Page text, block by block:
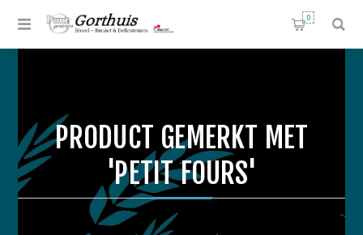
0
PRODUCT GEMERKT MET
'PETIT FOURS'